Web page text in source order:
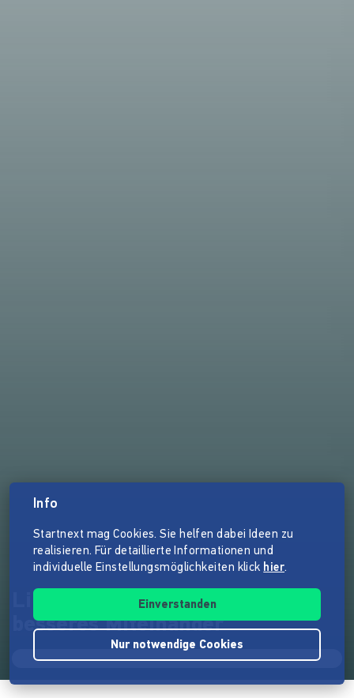
Lilly und Billy - Bücher für
besseres Miteinander
Info
Startnext mag Cookies. Sie helfen dabei Ideen zu
realisieren. Für detaillierte Informationen und
individuelle Einstellungsmöglichkeiten klick hier.
Einverstanden
Nur notwendige Cookies